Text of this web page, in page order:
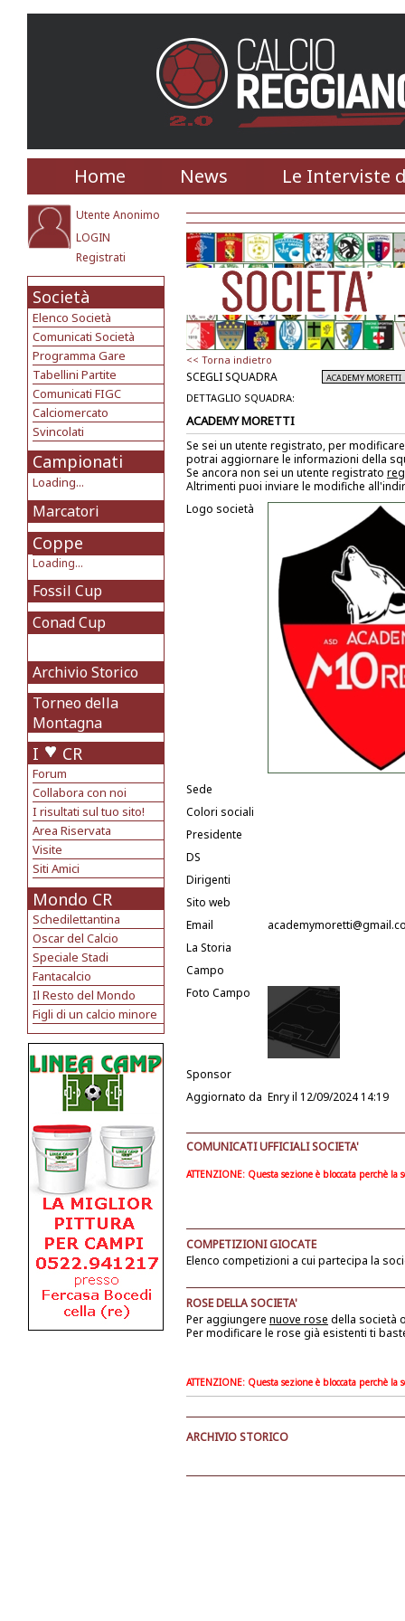
Home News Le Interviste
Utente Anonimo
LOGIN
Registrati
Società
Elenco Società
Comunicati Società
Programma Gare
Tabellini Partite
Comunicati FIGC
Calciomercato
Svincolati
Campionati
Loading...
Marcatori
Coppe
Loading...
Fossil Cup
Conad Cup
Archivio Storico
Torneo della
Montagna
I CR
Forum
Collabora con noi
I risultati sul tuo sito!
Area Riservata
Visite
Siti Amici
Mondo CR
Schedilettantina
Oscar del Calcio
Speciale Stadi
Fantacalcio
Il Resto del Mondo
Figli di un calcio minore
<< Torna indietro
SCEGLI SQUADRA
DETTAGLIO SQUADRA:
ACADEMY MORETTI
Se sei un utente registrato, per
potrai aggiornare le informazioni della
Se ancora non sei un utente registrato
Altrimenti puoi inviare le modifiche
Logo società
Sede
Colori sociali
Presidente
DS
Dirigenti
Sito web
Email
La Storia
Campo
Foto Campo
Sponsor
Aggiornato da Enryil 12/09/2024 14:19
COMUNICATI UFFICIALI SOCIETA'
ATTENZIONE: Questa sezione è bloccata perchè
COMPETIZIONI GIOCATE
Elenco competizioni a cui partecipa la
ROSE DELLA SOCIETA'
Per aggiungere nuove rose della società
Per modificare le rose già esistenti ti
ATTENZIONE: Questa sezione è bloccata perchè
ARCHIVIO STORICO